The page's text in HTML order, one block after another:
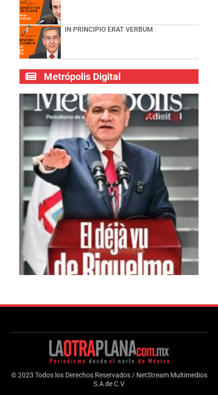
IN PRINCIPIO ERAT VERBUM
Metrópolis Digital
© 2023 Todos los Derechos Reservados / NetStream Multimedios
S.A de C.V